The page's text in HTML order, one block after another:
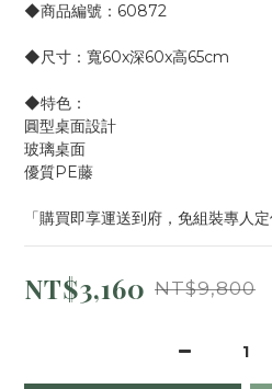
◆商品編號：60872
◆尺寸：寬60x深60x高65cm
◆特色：
圓型桌面設計
玻璃桌面
優質PE藤
「購買即享運送到府，免組裝專人定
NT$3,160 NT$9,800